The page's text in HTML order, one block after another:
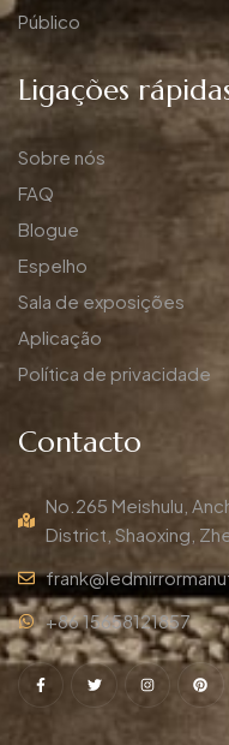
Público
Ligações
Sobre nós
FAQ
Blogue
Espelho
Sala de exposições
Aplicação
Política de privacidade
Contacto
No.265 Meishulu,
District, Shaoxing,
+86 15658121857